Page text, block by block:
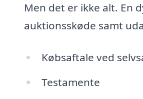
Men det er ikke alt. En
auktionsskøde samt
Købsaftale ved
Testamente